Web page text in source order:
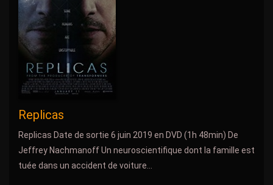
Replicas
Replicas Date de sortie 6 juin 2019 en DVD (1h 48min) De
Jeffrey Nachmanoff Un neuroscientifique dont la famille est
tuée dans un accident de voiture...